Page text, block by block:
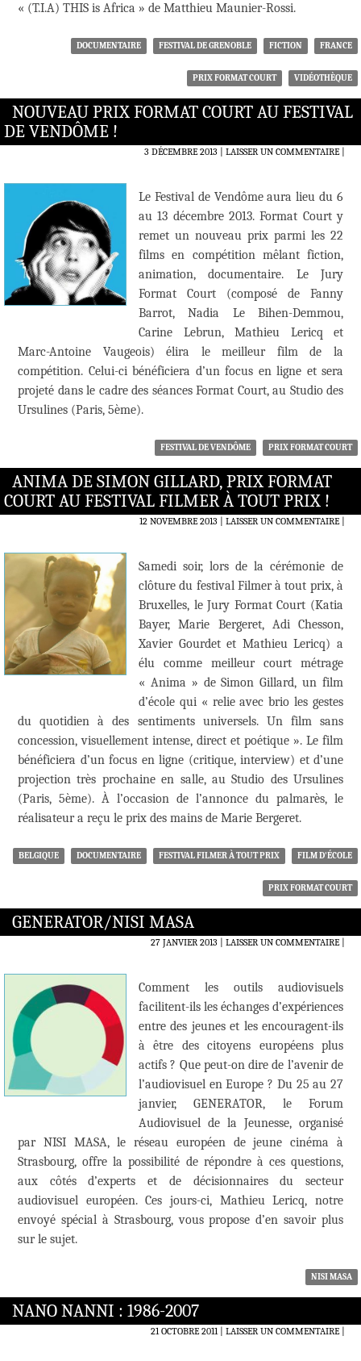
« (T.I.A) THIS is Africa » de Matthieu Maunier-Rossi.
DOCUMENTAIRE FESTIVAL DE GRENOBLE FICTION FRANCE
PRIX FORMAT COURT VIDÉOTHÈQUE
NOUVEAU PRIX FORMAT COURT AU FESTIVAL
DE VENDÔME !
3 DÉCEMBRE 2013 LAISSER UN COMMENTAIRE|
Le Festival de Vendôme aura lieu du 6
au 13 décembre 2013. Format Court y
remet un nouveau prix parmi les 22
films en compétition mêlant fiction,
animation, documentaire. Le Jury
Format Court (composé de Fanny
Barrot, Nadia Le Bihen-Demmou,
Carine Lebrun, Mathieu Lericq et
Marc-Antoine Vaugeois) élira le meilleur film de la
compétition. Celui-ci bénéficiera d’un focus en ligne et sera
projeté dans le cadre des séances Format Court, au Studio des
Ursulines (Paris, 5ème).
FESTIVAL DE VENDÔME PRIX FORMAT COURT
ANIMA DE SIMON GILLARD, PRIX FORMAT
COURT AU FESTIVAL FILMER À TOUT PRIX !
12 NOVEMBRE 2013 LAISSER UN COMMENTAIRE|
Samedi soir, lors de la cérémonie de
clôture du festival Filmer à tout prix, à
Bruxelles, le Jury Format Court (Katia
Bayer, Marie Bergeret, Adi Chesson,
Xavier Gourdet et Mathieu Lericq) a
élu comme meilleur court métrage
« Anima » de Simon Gillard, un film
d’école qui « relie avec brio les gestes
du quotidien à des sentiments universels. Un film sans
concession, visuellement intense, direct et poétique ». Le film
bénéficiera d’un focus en ligne (critique, interview) et d’une
projection très prochaine en salle, au Studio des Ursulines
(Paris, 5ème). À l’occasion de l’annonce du palmarès, le
réalisateur a reçu le prix des mains de Marie Bergeret.
BELGIQUE DOCUMENTAIRE FESTIVAL FILMER À TOUT PRIX FILM D'ÉCOLE
PRIX FORMAT COURT
GENERATOR/NISI MASA
27 JANVIER 2013 LAISSER UN COMMENTAIRE|
Comment les outils audiovisuels
facilitent-ils les échanges d’expériences
entre des jeunes et les encouragent-ils
à être des citoyens européens plus
actifs ? Que peut-on dire de l’avenir de
l’audiovisuel en Europe ? Du 25 au 27
janvier, GENERATOR, le Forum
Audiovisuel de la Jeunesse, organisé
par NISI MASA, le réseau européen de jeune cinéma à
Strasbourg, offre la possibilité de répondre à ces questions,
aux côtés d’experts et de décisionnaires du secteur
audiovisuel européen. Ces jours-ci, Mathieu Lericq, notre
envoyé spécial à Strasbourg, vous propose d’en savoir plus
sur le sujet.
NISI MASA
NANO NANNI : 1986-2007
21 OCTOBRE 2011 LAISSER UN COMMENTAIRE|